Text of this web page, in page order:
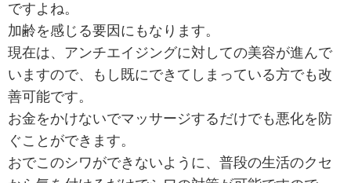
ですよね。
加齢を感じる要因にもなります。
現在は、アンチエイジングに対しての美容が進んで
いますので、もし既にできてしまっている方でも改
善可能です。
お金をかけないでマッサージするだけでも悪化を防
ぐことができます。
おでこのシワができないように、普段の生活のクセ